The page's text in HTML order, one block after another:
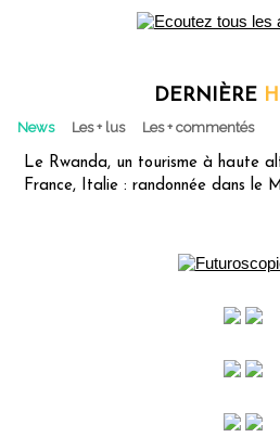
DERNIÈRE
News Les + lus Les + commentés
Le Rwanda, un tourisme à haute
France, Italie : randonnée dans le